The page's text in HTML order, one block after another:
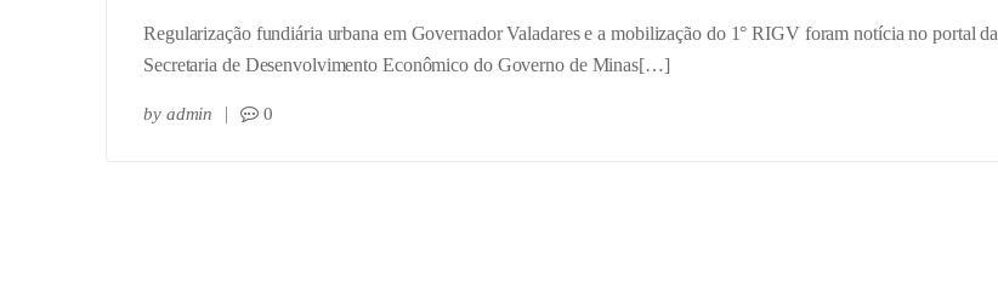
Regularização fundiária urbana em Governador Valadares e a mobilização do 1° RIGV foram notícia no portal da
Secretaria de Desenvolvimento Econômico do Governo de Minas[…]
by admin 0